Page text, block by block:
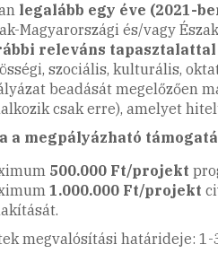
legalább egy éve (2021-
Magyarországi és/vagy
releváns
szociális, kulturális,
beadását megelőzően
csak erre), amelyet
a megpályázható
500.000 Ft/projekt
1.000.000 Ft/projekt
megvalósítási határideje: 1-